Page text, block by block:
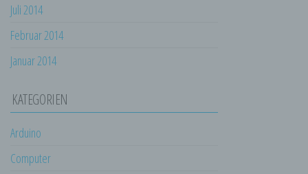
Juli 2014
Februar 2014
Januar 2014
KATEGORIEN
Arduino
Computer
Verbreitung oder eine andere Form der
d) Einschränkung der Verarbeitung